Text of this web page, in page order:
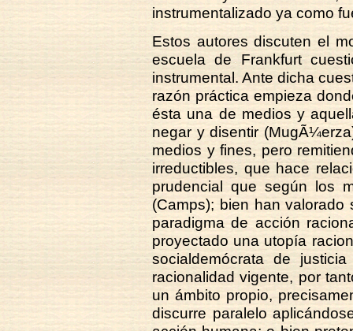
instrumentalizado ya como
Estos autores discuten el
escuela de Frankfurt
instrumental. Ante dicha
razón práctica empieza
ésta una de medios y
negar y disentir
medios y fines, pero
irreductibles, que hace
prudencial que según los
(Camps); bien han
paradigma de acción
proyectado una utopía
socialdemócrata de
racionalidad vigente, por
un ámbito propio,
discurre paralelo